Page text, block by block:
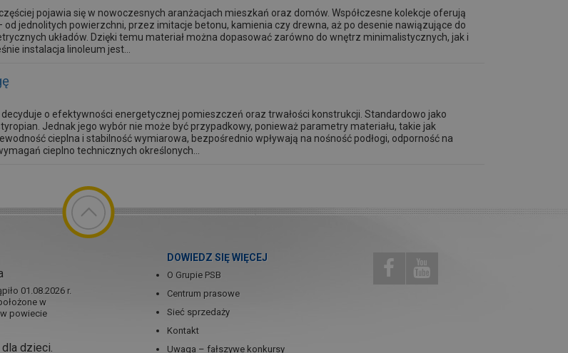
pojawia się w nowoczesnych aranżacjach mieszkań oraz domów. Współczesne kolekcje oferują
jednolitych powierzchni, przez imitacje betonu, kamienia czy drewna, aż po desenie nawiązujące do
układów. Dzięki temu materiał można dopasować zarówno do wnętrz minimalistycznych, jak i
instalacja linoleum jest...
decyduje o efektywności energetycznej pomieszczeń oraz trwałości konstrukcji. Standardowo jako
Jednak jego wybór nie może być przypadkowy, ponieważ parametry materiału, takie jak
cieplna i stabilność wymiarowa, bezpośrednio wpływają na nośność podłogi, odporność na
cieplno technicznych określonych...
01.08.2026 r.
w
powiecie
dla dzieci.
DOWIEDZ SIĘ WIĘCEJ
O Grupie PSB
Centrum prasowe
Sieć sprzedaży
Kontakt
Uwaga – fałszywe konkursy